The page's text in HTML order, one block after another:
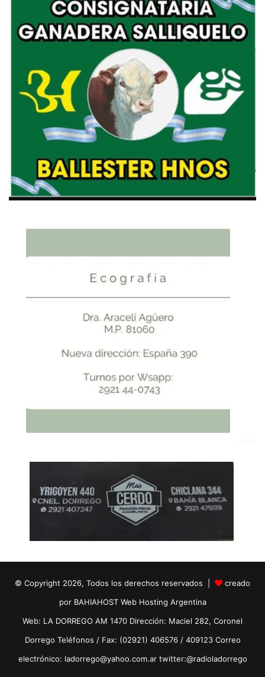
© Copyright 2026, Todos los derechos reservados |
creado
por BAHIAHOST Web Hosting Argentina
Web: LA DORREGO AM 1470 Dirección: Maciel 282, Coronel
Dorrego Teléfonos / Fax: (02921) 406576 / 409123 Correo
electrónico: ladorrego@yahoo.com.ar twitter:@radioladorrego